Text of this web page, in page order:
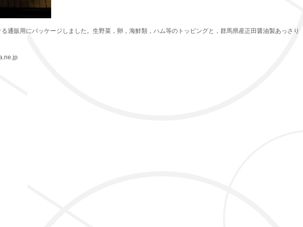
販用にパッケージしました。生野菜，卵，海鮮類，ハム等のトッピングと，群馬県産正田醤油製あっさり